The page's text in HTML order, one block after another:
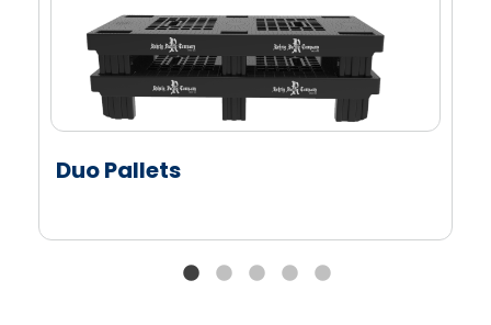
tarimas de tamaño completo.
La batería ligera de iones de litio dura un turno
completo y se puede cambiar rápidamente sin
herramientas cuando sea necesario.
Personalización de la marca en la capota.
Duo Pallets